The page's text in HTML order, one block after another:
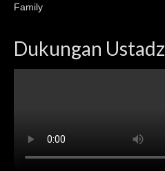
Family
Dukungan Ustadz